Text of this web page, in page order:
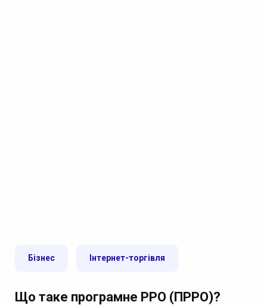
Бізнес Інтернет-торгівля
Що таке програмне РРО (ПРРО)?